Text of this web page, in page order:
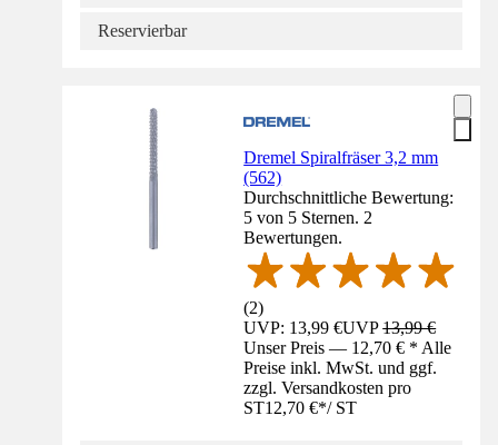
Reservierbar
Dremel Spiralfräser 3,2 mm
(562)
Durchschnittliche Bewertung:
5 von 5 Sternen. 2
Bewertungen.
(2)
UVP: 13,99 €UVP13,99 €
Unser Preis — 12,70 € * Alle
Preise inkl. MwSt. und ggf.
zzgl. Versandkosten pro
ST12,70 €*/ ST